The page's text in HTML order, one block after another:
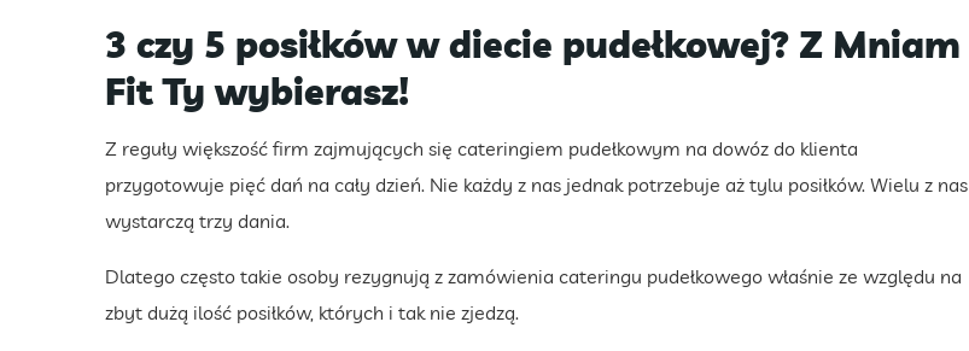
3 czy 5 posiłków w diecie pudełkowej? Z Mniam
Fit Ty wybierasz!
Z reguły większość firm zajmujących się cateringiem pudełkowym na dowóz do klienta
przygotowuje pięć dań na cały dzień. Nie każdy z nas jednak potrzebuje aż tylu posiłków. Wielu z nas
wystarczą trzy dania.
Dlatego często takie osoby rezygnują z zamówienia cateringu pudełkowego właśnie ze względu na
zbyt dużą ilość posiłków, których i tak nie zjedzą.